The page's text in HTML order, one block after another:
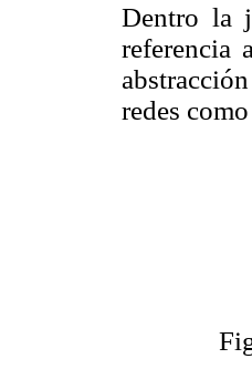
Dentro la
referencia
redes